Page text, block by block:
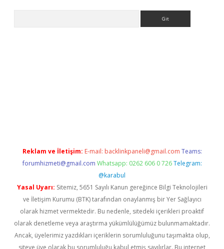
Reklam ve İletişim: E-mail: backlinkpaneli@gmail.com Teams:
forumhizmeti@gmail.com Whatsapp: 0262 606 0 726 Telegram:
@karabul
Yasal Uyarı: Sitemiz, 5651 Sayılı Kanun gereğince Bilgi Teknolojileri
ve İletişim Kurumu (BTK) tarafından onaylanmış bir Yer Sağlayıcı
olarak hizmet vermektedir. Bu nedenle, sitedeki içerikleri proaktif
olarak denetleme veya araştırma yükümlülüğümüz bulunmamaktadır.
Ancak, üyelerimiz yazdıkları içeriklerin sorumluluğunu taşımakta olup,
siteye üye olarak bu sorumluluğu kabul etmiş sayılırlar. Bu internet